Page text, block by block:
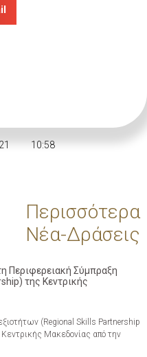
10:58
Περισσότερα
Νέα-Δράσεις
Περιφερειακή Σύμπραξη
της Κεντρικής
(Regional Skills Partnership
Μακεδονίας από την